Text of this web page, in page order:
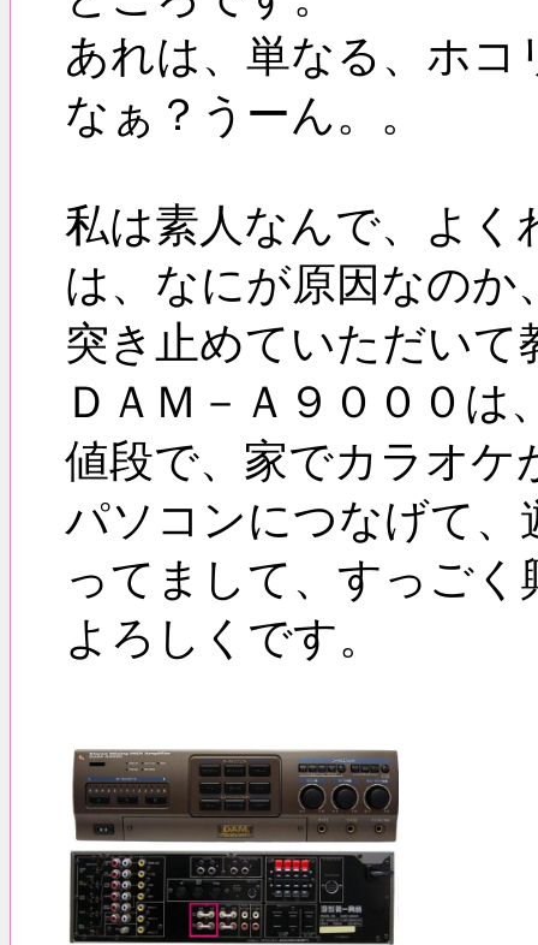
あれは、単なる、ホ
なぁ？うーん。。
私は素人なんで、よ
は、なにが原因なのか
突き止めていただいて
ＤＡＭ－Ａ９０００
値段で、家でカラオケ
パソコンにつなげて、
ってまして、すっご
よろしくです。